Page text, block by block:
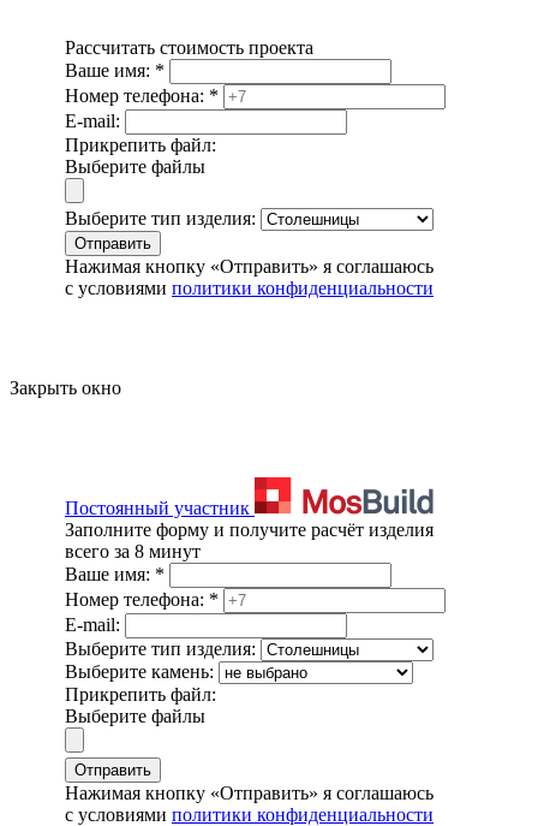
Рассчитать стоимость проекта
Ваше имя: *
Номер телефона: *
E-mail:
Прикрепить файл:
Выберите файлы
Выберите тип изделия:
Отправить
Нажимая кнопку «Отправить» я соглашаюсь
с условиями политики конфиденциальности
Закрыть окно
Постоянный участник
Заполните форму и получите расчёт изделия
всего за 8 минут
Ваше имя: *
Номер телефона: *
E-mail:
Выберите тип изделия:
Выберите камень:
Прикрепить файл:
Выберите файлы
Отправить
Нажимая кнопку «Отправить» я соглашаюсь
с условиями политики конфиденциальности